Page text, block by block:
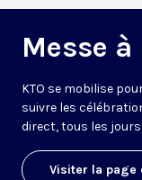
Messe
KTO se mobilise
suivre les
direct, tous les jours
Visiter la page